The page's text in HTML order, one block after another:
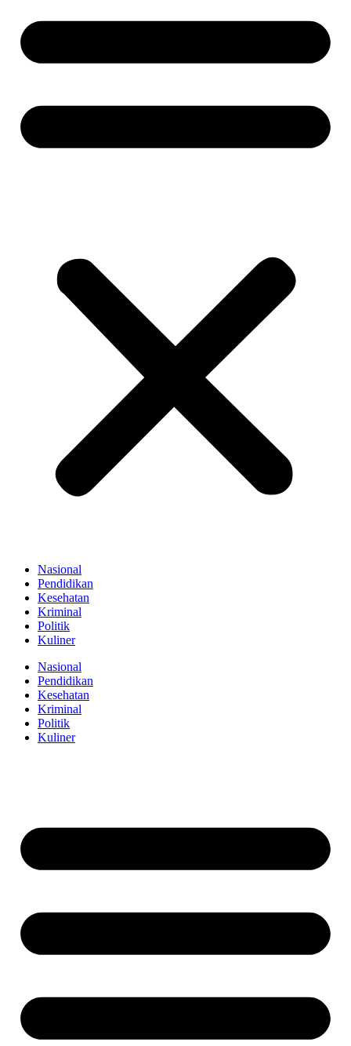
Nasional
Pendidikan
Kesehatan
Kriminal
Politik
Kuliner
Nasional
Pendidikan
Kesehatan
Kriminal
Politik
Kuliner